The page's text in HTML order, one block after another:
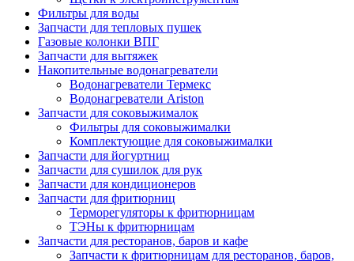
Фильтры для воды
Запчасти для тепловых пушек
Газовые колонки ВПГ
Запчасти для вытяжек
Накопительные водонагреватели
Водонагреватели Термекс
Водонагреватели Ariston
Запчасти для соковыжималок
Фильтры для соковыжималки
Комплектующие для соковыжималки
Запчасти для йогуртниц
Запчасти для сушилок для рук
Запчасти для кондиционеров
Запчасти для фритюрниц
Терморегуляторы к фритюрницам
ТЭНы к фритюрницам
Запчасти для ресторанов, баров и кафе
Запчасти к фритюрницам для ресторанов, баров,